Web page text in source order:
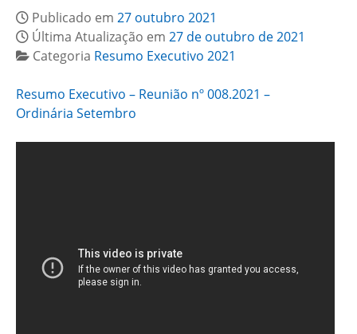
Publicado em 27 outubro 2021
Última Atualização em 27 de outubro de 2021
Categoria Resumo Executivo 2021
Resumo Executivo – Reunião nº 008.2021 –
Ordinária Setembro